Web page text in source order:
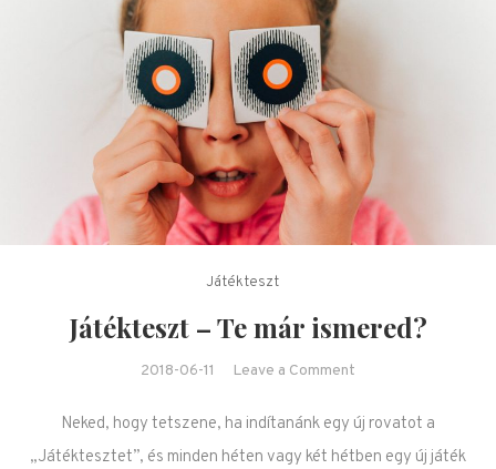
Játékteszt
Játékteszt – Te már ismered?
2018-06-11 Leave a Comment
Neked, hogy tetszene, ha indítanánk egy új rovatot a
„Játéktesztet”, és minden héten vagy két hétben egy új játék